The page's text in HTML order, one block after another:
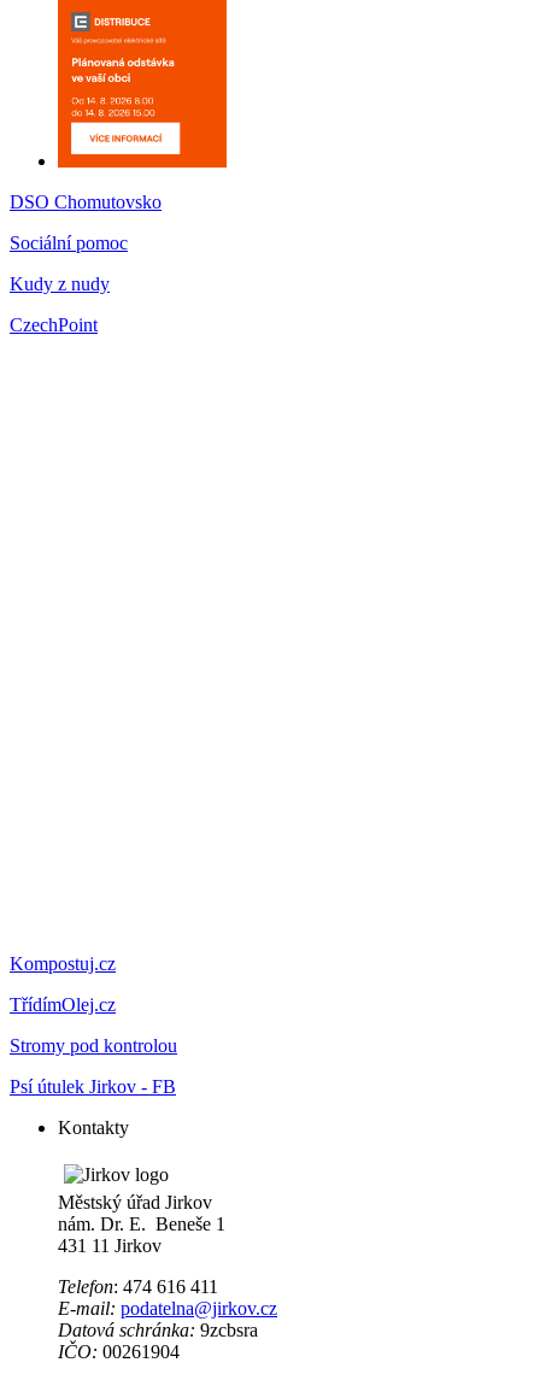
DSO Chomutovsko
Sociální pomoc
Kudy z nudy
CzechPoint
Kompostuj.cz
TřídímOlej.cz
Stromy pod kontrolou
Psí útulek Jirkov - FB
Kontakty
Městský úřad Jirkov
nám. Dr. E. Beneše 1
431 11 Jirkov
Telefon: 474 616 411
E-mail: podatelna@jirkov.cz
Datová schránka: 9zcbsra
IČO: 00261904